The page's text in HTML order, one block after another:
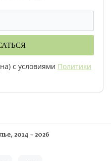
с условиями Политики
, 2014 – 2026
соглашаетесь на
оферты